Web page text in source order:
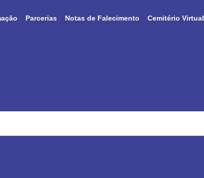
Parcerias Notas de Falecimento Cemitério Virtual